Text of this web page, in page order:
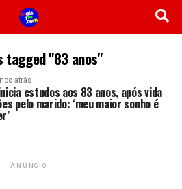
tagged "83 anos"
atrás
estudos aos 83 anos, após vida
pelo marido: ‘meu maior sonho é
ANÚNCIO